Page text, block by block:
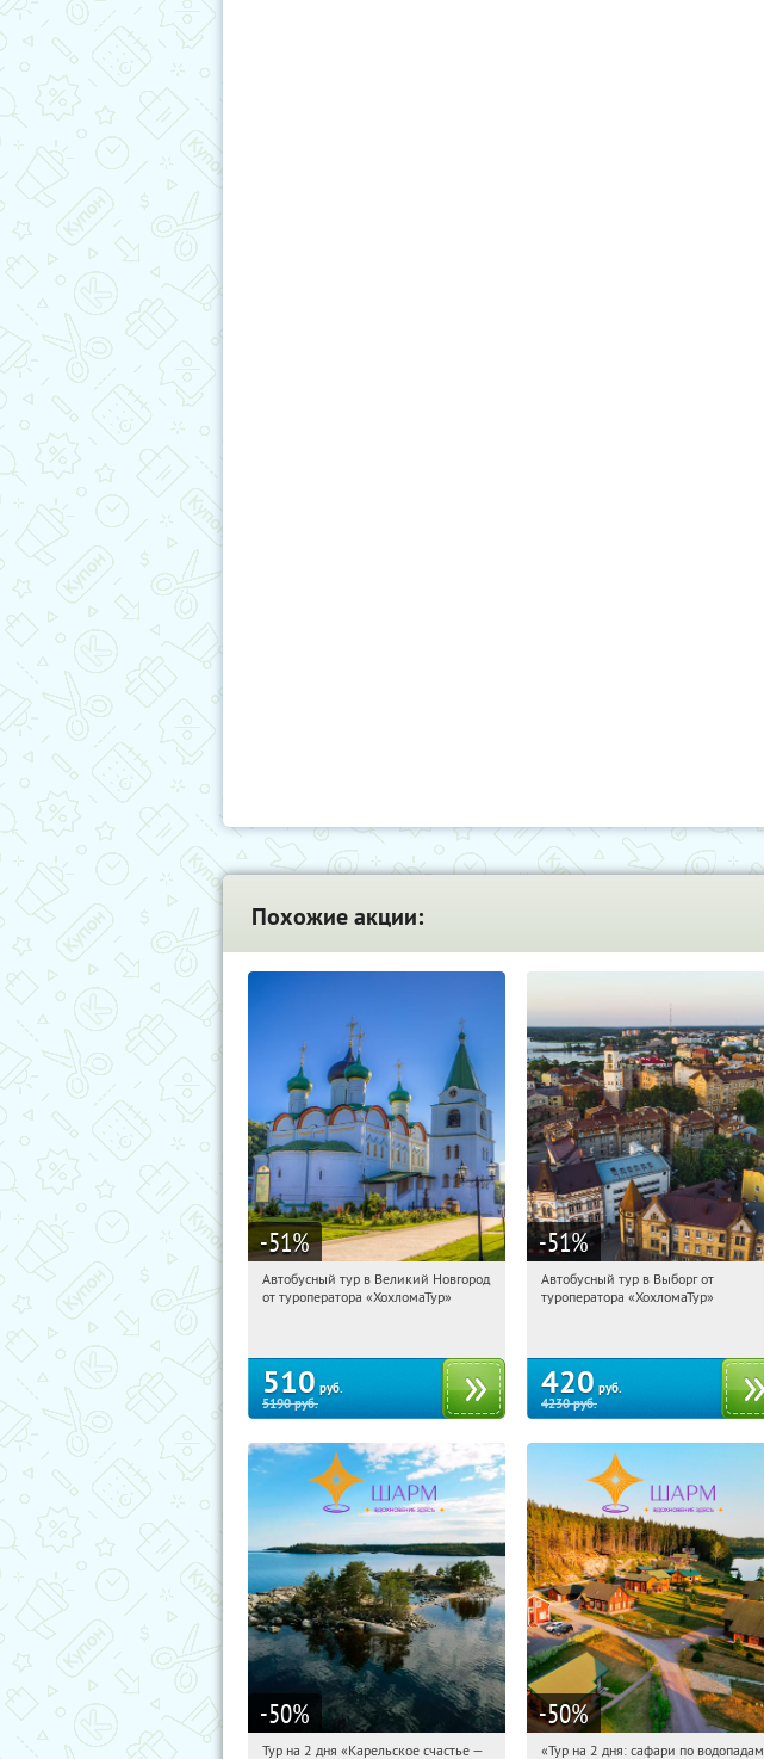
Похожие акции:
-51%
09:12:45 Купили:2
Автобусный тур в Великий Новгород
от туроператора «ХохломаТур»
510 руб.
5190руб.
-51%
09:12:45 Купили:
Автобусный тур в Выборг от
туроператора «ХохломаТур»
420 руб.
4230руб.
-50%
09:12:45 Купили:39
Тур на 2 дня «Карельское счастье —
-50%
09:12:45 Купили:
«Тур на 2 дня: сафари по водопадам